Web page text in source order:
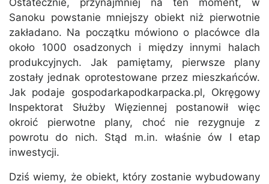
Ostatecznie, przynajmniej na ten moment, w
Sanoku powstanie mniejszy obiekt niż pierwotnie
zakładano. Na początku mówiono o placówce dla
około 1000 osadzonych i między innymi halach
produkcyjnych. Jak pamiętamy, pierwsze plany
zostały jednak oprotestowane przez mieszkańców.
Jak podaje gospodarkapodkarpacka.pl, Okręgowy
Inspektorat Służby Więziennej postanowił więc
okroić pierwotne plany, choć nie rezygnuje z
powrotu do nich. Stąd m.in. właśnie ów I etap
inwestycji.
Dziś wiemy, że obiekt, który zostanie wybudowany